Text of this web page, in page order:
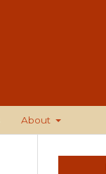
About